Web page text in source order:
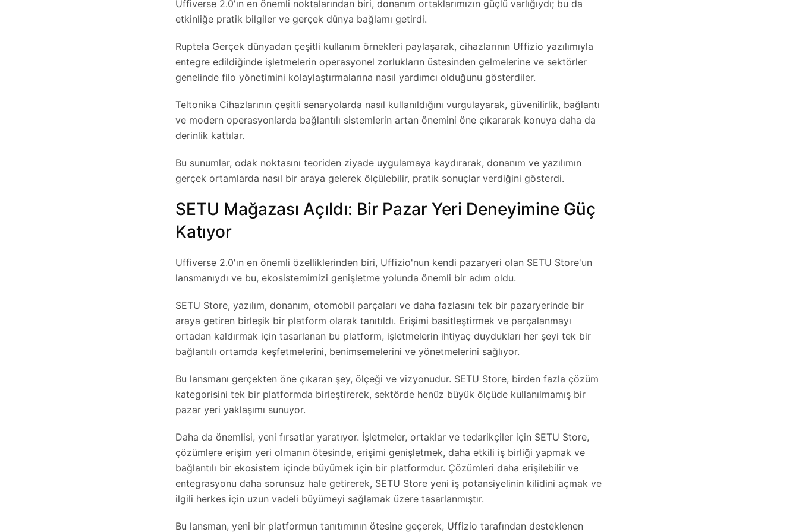
Uffiverse 2.0'ın en önemli noktalarından biri, donanım ortaklarımızın güçlü varlığıydı; bu da
etkinliğe pratik bilgiler ve gerçek dünya bağlamı getirdi.
Ruptela Gerçek dünyadan çeşitli kullanım örnekleri paylaşarak, cihazlarının Uffizio yazılımıyla
entegre edildiğinde işletmelerin operasyonel zorlukların üstesinden gelmelerine ve sektörler
genelinde filo yönetimini kolaylaştırmalarına nasıl yardımcı olduğunu gösterdiler.
Teltonika Cihazlarının çeşitli senaryolarda nasıl kullanıldığını vurgulayarak, güvenilirlik, bağlantı
ve modern operasyonlarda bağlantılı sistemlerin artan önemini öne çıkararak konuya daha da
derinlik kattılar.
Bu sunumlar, odak noktasını teoriden ziyade uygulamaya kaydırarak, donanım ve yazılımın
gerçek ortamlarda nasıl bir araya gelerek ölçülebilir, pratik sonuçlar verdiğini gösterdi.
SETU Mağazası Açıldı: Bir Pazar Yeri Deneyimine Güç
Katıyor
Uffiverse 2.0'ın en önemli özelliklerinden biri, Uffizio'nun kendi pazaryeri olan SETU Store'un
lansmanıydı ve bu, ekosistemimizi genişletme yolunda önemli bir adım oldu.
SETU Store, yazılım, donanım, otomobil parçaları ve daha fazlasını tek bir pazaryerinde bir
araya getiren birleşik bir platform olarak tanıtıldı. Erişimi basitleştirmek ve parçalanmayı
ortadan kaldırmak için tasarlanan bu platform, işletmelerin ihtiyaç duydukları her şeyi tek bir
bağlantılı ortamda keşfetmelerini, benimsemelerini ve yönetmelerini sağlıyor.
Bu lansmanı gerçekten öne çıkaran şey, ölçeği ve vizyonudur. SETU Store, birden fazla çözüm
kategorisini tek bir platformda birleştirerek, sektörde henüz büyük ölçüde kullanılmamış bir
pazar yeri yaklaşımı sunuyor.
Daha da önemlisi, yeni fırsatlar yaratıyor. İşletmeler, ortaklar ve tedarikçiler için SETU Store,
çözümlere erişim yeri olmanın ötesinde, erişimi genişletmek, daha etkili iş birliği yapmak ve
bağlantılı bir ekosistem içinde büyümek için bir platformdur. Çözümleri daha erişilebilir ve
entegrasyonu daha sorunsuz hale getirerek, SETU Store yeni iş potansiyelinin kilidini açmak ve
ilgili herkes için uzun vadeli büyümeyi sağlamak üzere tasarlanmıştır.
Bu lansman, yeni bir platformun tanıtımının ötesine geçerek, Uffizio tarafından desteklenen